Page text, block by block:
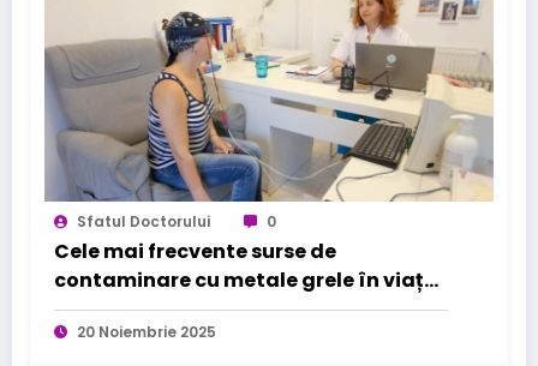
Sfatul Doctorului 0
Cele mai frecvente surse de
contaminare cu metale grele în viața
de zi cu zi
20 Noiembrie 2025